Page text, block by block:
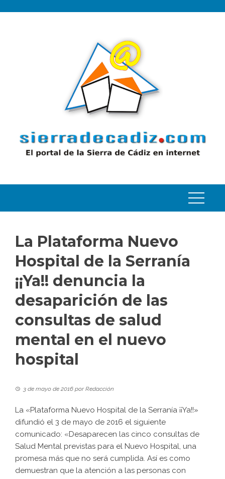
La Plataforma Nuevo
Hospital de la Serranía
¡¡Ya!! denuncia la
desaparición de las
consultas de salud
mental en el nuevo
hospital
3 de mayo de 2016 porRedacción
La «Plataforma Nuevo Hospital de la Serranía ¡¡Ya!!»
difundió el 3 de mayo de 2016 el siguiente
comunicado: «Desaparecen las cinco consultas de
Salud Mental previstas para el Nuevo Hospital, una
promesa más que no será cumplida. Así es como
demuestran que la atención a las personas con